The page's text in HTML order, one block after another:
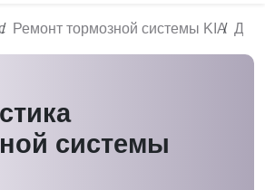
Ремонт тормозной системы KIA
системы